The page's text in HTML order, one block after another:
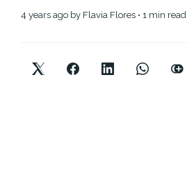
4 years ago by Flavia Flores • 1 min read